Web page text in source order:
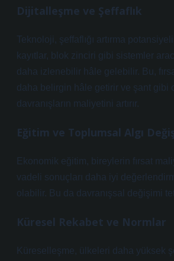
Dijitalleşme ve Şeffaflık
Teknoloji, şeffaflığı artırma
kayıtlar, blok zinciri gibi sistemler
daha izlenebilir hâle gelebilir. Bu,
daha belirgin hâle getirir ve şant gibi
davranışların maliyetini artırır.
Eğitim ve Toplumsal Algı
Ekonomik eğitim, bireylerin fırsat
vadeli sonuçları daha iyi
olabilir. Bu da davranışsal değişimi
Küresel Rekabet ve Normlar
Küreselleşme, ülkeleri daha yüksek